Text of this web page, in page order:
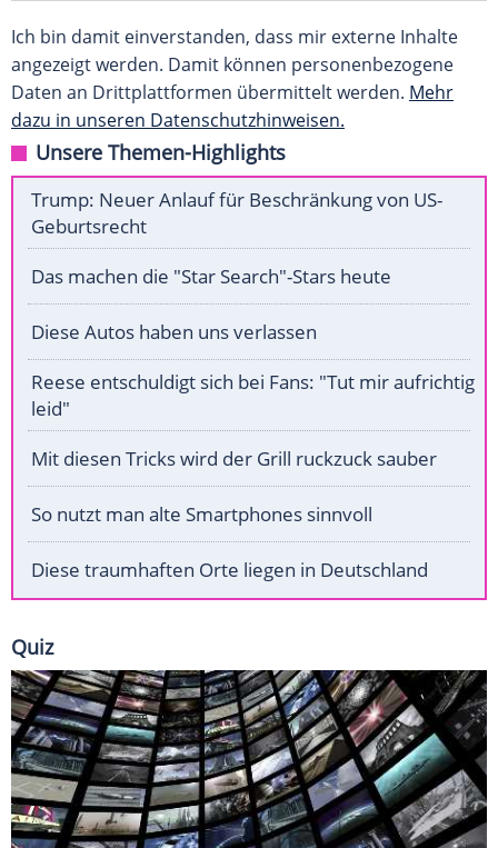
Ich bin damit einverstanden, dass mir externe Inhalte
angezeigt werden. Damit können personenbezogene
Daten an Drittplattformen übermittelt werden. Mehr
dazu in unseren Datenschutzhinweisen.
Unsere Themen-Highlights
Trump: Neuer Anlauf für Beschränkung von US-
Geburtsrecht
Das machen die "Star Search"-Stars heute
Diese Autos haben uns verlassen
Reese entschuldigt sich bei Fans: "Tut mir aufrichtig
leid"
Mit diesen Tricks wird der Grill ruckzuck sauber
So nutzt man alte Smartphones sinnvoll
Diese traumhaften Orte liegen in Deutschland
Quiz